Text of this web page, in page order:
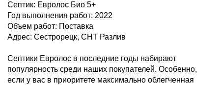
Септик: Евролос Био 5+
Год выполнения работ: 2022
Объем работ: Поставка
Адрес: Сестрорецк, СНТ Разлив
Септики Евролос в последние годы набирают
популярность среди наших покупателей. Особенно,
если у вас в приоритете максимально облегченная